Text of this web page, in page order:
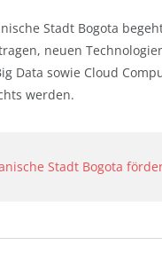
Stadt Bogota
neuen
Data sowie Cloud
werden.
Stadt Bogota